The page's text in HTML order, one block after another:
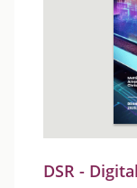
DSR -